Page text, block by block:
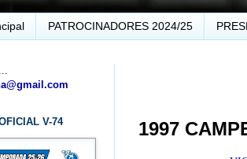
PATROCINADORES 2024/25
1997
V-74